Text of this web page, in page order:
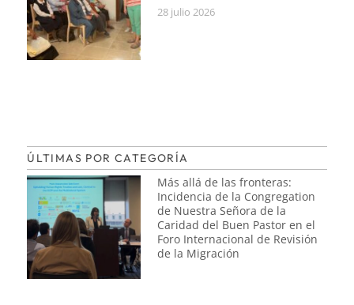
28 julio 2026
ÚLTIMAS POR CATEGORÍA
Más allá de las fronteras:
Incidencia de la Congregation
de Nuestra Señora de la
Caridad del Buen Pastor en el
Foro Internacional de Revisión
de la Migración